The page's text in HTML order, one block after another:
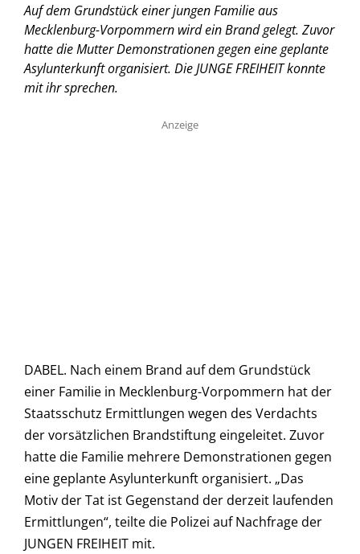
Auf dem Grundstück einer jungen Familie aus
Mecklenburg-Vorpommern wird ein Brand gelegt. Zuvor
hatte die Mutter Demonstrationen gegen eine geplante
Asylunterkunft organisiert. Die JUNGE FREIHEIT konnte
mit ihr sprechen.
Anzeige
DABEL. Nach einem Brand auf dem Grundstück
einer Familie in Mecklenburg-Vorpommern hat der
Staatsschutz Ermittlungen wegen des Verdachts
der vorsätzlichen Brandstiftung eingeleitet. Zuvor
hatte die Familie mehrere Demonstrationen gegen
eine geplante Asylunterkunft organisiert. „Das
Motiv der Tat ist Gegenstand der derzeit laufenden
Ermittlungen“, teilte die Polizei auf Nachfrage der
JUNGEN FREIHEIT mit.